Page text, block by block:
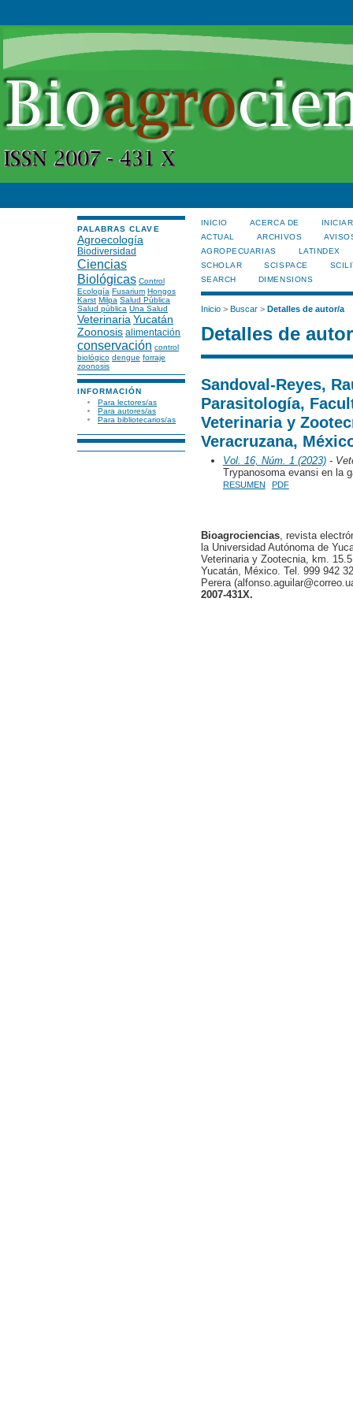
PALABRAS CLAVE
Agroecología
Biodiversidad
Ciencias
Biológicas Control
Ecología Fusarium Hongos
Karst Milpa Salud Pública
Salud pública Una Salud
Veterinaria Yucatán
Zoonosis alimentación
conservación control
biológico dengue forraje
zoonosis
INFORMACIÓN
Para lectores/as
Para autores/as
Para bibliotecarios/as
INICIO ACERCA DE
ACTUAL
ARCHIVOS
AGROPECUARIAS
LATINDEX
SCHOLAR
SCISPACE
SEARCH
DIMENSIONS
Inicio> Buscar> Detalles de autor/a
Detalles de
Sandoval-Reyes,
Parasitología,
Veterinaria y
Veracruzana,
Vol. 16, Núm. 1 (2023)-
Trypanosoma evansi en la
RESUMEN PDF
Bioagrociencias, revista
la Universidad Autónoma de
Veterinaria y Zootecnia, km.
Yucatán, México. Tel. 999 942
Perera
2007-431X.